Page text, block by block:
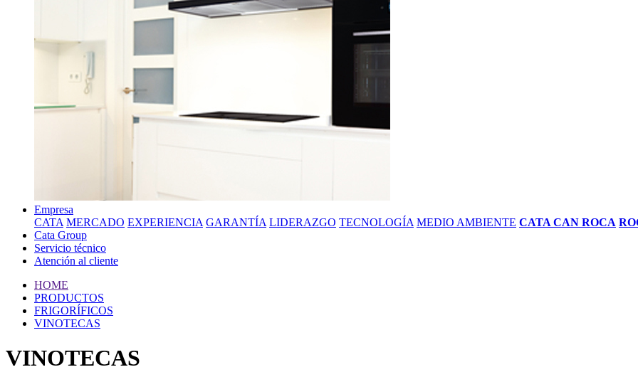
Empresa
CATA MERCADO EXPERIENCIA GARANTÍA LIDERAZGO TECNOLOGÍA MEDIO AMBIENTE CATA CAN ROCA
Cata Group
Servicio técnico
Atención al cliente
HOME
PRODUCTOS
FRIGORÍFICOS
VINOTECAS
VINOTECAS